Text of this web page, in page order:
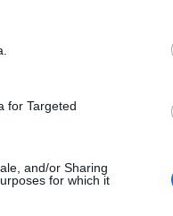
for Targeted
and/or Sharing
for which it
váratlanul 0,2%-kal
melynek olvasása